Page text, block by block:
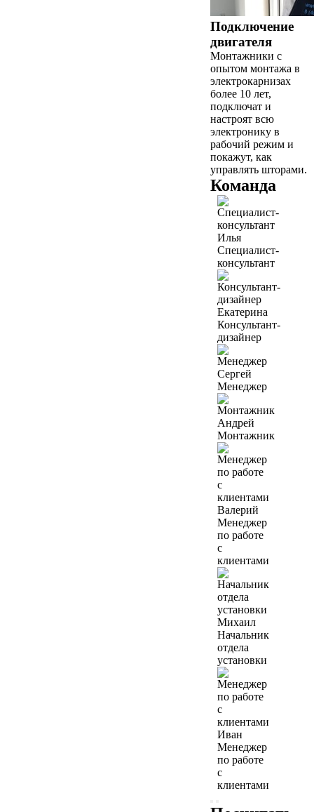
Подключение
двигателя
Монтажники с
опытом монтажа в
электрокарнизах
более 10 лет,
подключат и
настроят всю
электронику в
рабочий режим и
покажут, как
управлять шторами.
Команда
Илья
Специалист-
консультант
Екатерина
Консультант-
дизайнер
Сергей
Менеджер
Андрей
Монтажник
Валерий
Менеджер
по работе
с
клиентами
Михаил
Начальник
отдела
установки
Иван
Менеджер
по работе
с
клиентами